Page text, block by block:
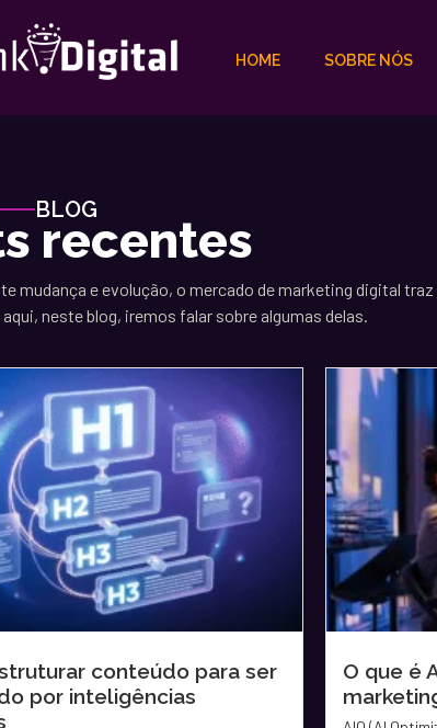
HOME SOBRE NÓS
BLOG
recentes
mudança e evolução, o mercado de marketing digital
neste blog, iremos falar sobre algumas delas.
conteúdo para ser
por inteligências
O que é